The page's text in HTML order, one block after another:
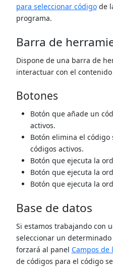
para seleccionar códigode
programa.
Barra de
Dispone de una barra de
interactuar con el
Botones
Botón que añade un
activos.
Botón elimina el
códigos activos.
Botón que ejecuta la
Botón que ejecuta la
Botón que ejecuta la
Base de datos
Si estamos trabajando con
seleccionar un
forzará al panel Campos de
de códigos para el código